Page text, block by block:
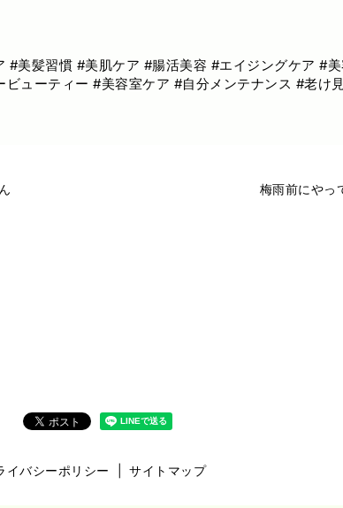
美髪習慣 #美肌ケア #腸活美容 #エイジングケア #
ューティー #美容室ケア #自分メンテナンス #老け
梅雨前にやっ
イバシーポリシー サイトマップ